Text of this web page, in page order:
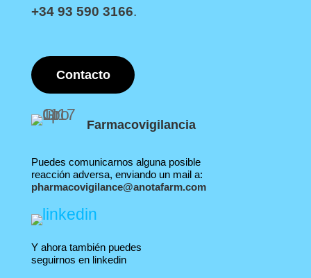
+34 93 590 3166.
Contacto
Farmacovigilancia
Puedes comunicarnos alguna posible
reacción adversa, enviando un mail a:
pharmacovigilance@anotafarm.com
Y ahora también puedes
seguirnos en linkedin